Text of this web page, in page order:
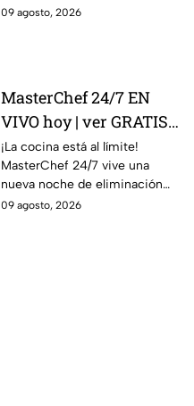
09 agosto, 2026
MasterChef 24/7 EN
VIVO hoy | ver GRATIS
en línea la transmisión
del domingo de
ELIMINACIÓN del 09 de
agosto de la edición
¡La cocina está al límite!
MasterChef 24/7 vive una
nueva noche de eliminación
donde un cocinero tendrá que
09 agosto, 2026